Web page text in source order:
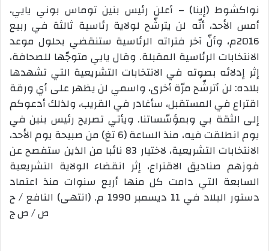
نواكشوط (إينا) – أعلن رئيس بنين توماس بوني يايي،
أمس الأحد، أنّه لن يترشّح لولاية رئاسية ثالثة في ربيع
2016م، وأنّ آخر فتراته الرئاسية ستنقضي بحلول موعد
الانتخابات الرئاسية المقبلة. وقال يايي متوجّها للصحافة،
إثر إدلائه بصوته في الانتخابات التشريعية التي تشهدها
بلاده: لن أترشّح مرّة أخرى، واسمي لن يظهر على أي ورقة
اقتراع في المستقبل، سأغادر في القريب، ولذلك أدعوكم
إلى الثقة بي وبمؤسّساتنا. ويأتي تصريح رئيس بنين في
يوم انطلقت فيه، منذ الساعة (6 تغ) من صبيحة يوم الأحد،
الانتخابات التشريعية، لاختيار 83 نائبا من الذين ستفصح عن
فوزهم صناديق الاقتراع، إثر انقضاء الولاية التشريعية
السابعة التي دامت كل منها أربع سنوات منذ اعتماد
دستور البلاد في 11 ديسمبر 1990 م. (انتهى) النافع / ح
ص / ص ج